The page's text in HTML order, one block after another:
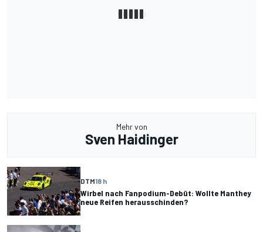
Mehr von
Sven Haidinger
DTM18 h
Wirbel nach Fanpodium-Debüt: Wollte Manthey
neue Reifen herausschinden?